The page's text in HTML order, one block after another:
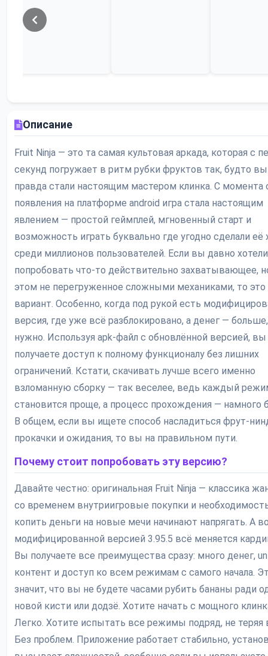
Описание
Fruit Ninja — это та самая культовая аркада, которая с
секунд погружает в ритм рубки фруктов так, будто
правда стали настоящим мастером клинка. С момента
появления на платформе android игра стала настоящим
явлением — простой геймплей, мгновенный старт и
возможность играть буквально где угодно сделали её
среди миллионов пользователей. Если вы давно хотели
попробовать что-то действительно захватывающее,
этом не перегруженное сложными механиками, то
вариант. Особенно, когда под рукой есть
версия, где уже всё разблокировано, а денег —
нужно. Используя apk-файл с обновлённой версией, вы
получаете доступ к полному функционалу без лишних
ограничений. Кстати, скачивать лучше всего именно
взломанную сборку — так веселее, ведь каждый
становится проще, а процесс прохождения — намного
В общем, если вы ищете способ насладиться фрут-
прокачки и ожидания, то вы на правильном пути.
Почему стоит попробовать эту версию?
Давайте честно: оригинальная Fruit Ninja — классика
со временем внутриигровые покупки и
копить деньги на новые мечи начинают напрягать. А
модифицированной версией 3.95.5 всё меняется
Вы получаете все преимущества сразу: много денег,
контент и доступ ко всем режимам с самого начала.
значит, что вы не будете часами рубить бананы ради
новой кисти или додзё. Хотите начать с мощного
Легко. Хотите испытать все режимы подряд, не теряя
Без проблем. Приложение работает стабильно,